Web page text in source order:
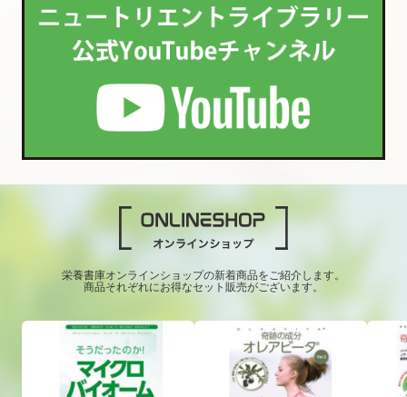
栄養書庫オンラインショップの新着商品をご紹介します。
商品それぞれにお得なセット販売がございます。